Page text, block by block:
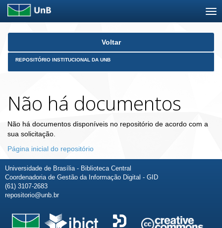
Skip
Voltar
REPOSITÓRIO INSTITUCIONAL DA UNB
Não há documentos
Não há documentos disponíveis no repositório de acordo com a
sua solicitação.
Página inicial do repositório
Universidade de Brasília - Biblioteca Central
Coordenadoria de Gestão da Informação Digital - GID
(61) 3107-2683
repositorio@unb.br